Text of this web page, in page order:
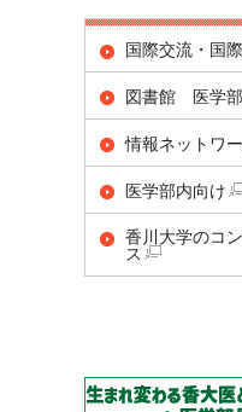
国際交流・国
図書館 医学
情報ネットワ
医学部内向け
香川大学のコ
ス